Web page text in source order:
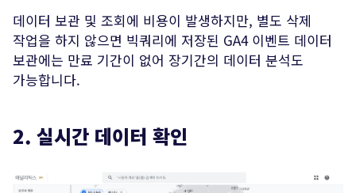
데이터 보관 및 조회에 비용이 발생하지만, 별도 삭제
작업을 하지 않으면 빅쿼리에 저장된 GA4 이벤트 데이터
보관에는 만료 기간이 없어 장기간의 데이터 분석도
가능합니다.
2. 실시간 데이터 확인